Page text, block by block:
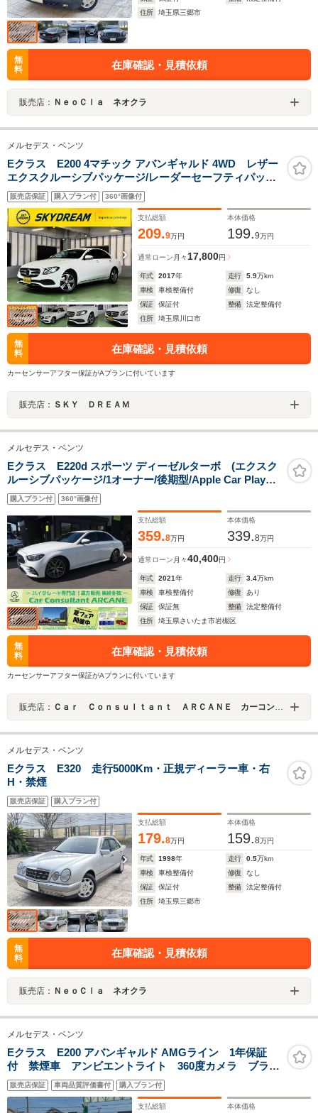
住所
埼玉県三郷市
無
料
在庫確認・見積依頼
販売店： ＮｅｏＣｌａ ネオクラ
メルセデス・ベンツ
Eクラス E200 4マチック アバンギャルド 4WD レザー
エクスクルーシブパッケージ/レーダーセーフティパッケ
ージ/ナビ地デジ/全方位カメラ/Appleカープレイ/Android
オート/ブルメスター/パフュームアトマイザー/LEDライ
ト/液晶メーター/本革シート/6か月保証付き
販売店保証 購入プラン付 360°画像付
支払総額
209.9万円
本体価格
199.9万円
通常ローン 月々17,800円
年式 2017年 走行 5.9万km
車検
車検整備付 修復
なし
保証
保証付 整備
法定整備付
住所
埼玉県川口市
無
料
在庫確認・見積依頼
カーセンサーアフター保証がAプランに付いています
販売店： ＳＫＹ ＤＲＥＡＭ
メルセデス・ベンツ
Eクラス E220d スポーツ ディーゼルターボ (エクスク
ルーシブパッケージ/1オーナー/後期型/Apple Car Play対
応純正ナビ/フルセグTV/USB/Bトゥース/全方位カメラ/レ
ザーシート/FRシートヒーター/Pシート/純正エア
ロ/AMG19インチAW/パワートランク/LEDライト)
購入プラン付 360°画像付
支払総額
359.8万円
本体価格
339.8万円
通常ローン 月々40,400円
年式 2021年 走行 3.4万km
車検
車検整備付 修復
あり
保証
保証無 整備
法定整備付
住所
埼玉県さいたま市岩槻区
無
料
在庫確認・見積依頼
カーセンサーアフター保証がAプランに付いています
販売店： Ｃａｒ Ｃｏｎｓｕｌｔａｎｔ ＡＲＣＡＮＥ カーコンサルタントアーケイン
メルセデス・ベンツ
Eクラス E320 走行5000Km・正規ディーラー車・右
H・禁煙
販売店保証 購入プラン付
支払総額
179.8万円
本体価格
159.8万円
年式 1998年 走行 0.5万km
車検
車検整備付 修復
なし
保証
保証付 整備
法定整備付
住所
埼玉県三郷市
無
料
在庫確認・見積依頼
販売店： ＮｅｏＣｌａ ネオクラ
メルセデス・ベンツ
Eクラス E200 アバンギャルド AMGライン 1年保証
付 禁煙車 アンビエントライト 360度カメラ ブライ
ンドスポットモニター クリアランスソナー レーンア
シスト 黒本革シート シートヒーター Bluetooth ナ
ビTV クルーズコントロール LEDライト
販売店保証 車両品質評価書付 購入プラン付
支払総額 本体価格